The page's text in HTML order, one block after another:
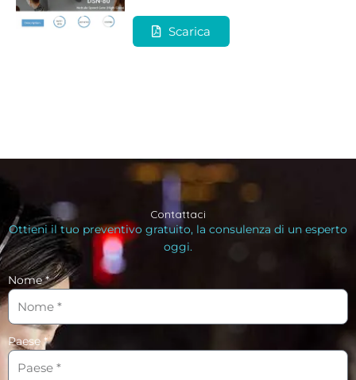
Scarica
Contattaci
Ottieni il tuo preventivo gratuito, la consulenza di un esperto
oggi.
Nome *
Paese *